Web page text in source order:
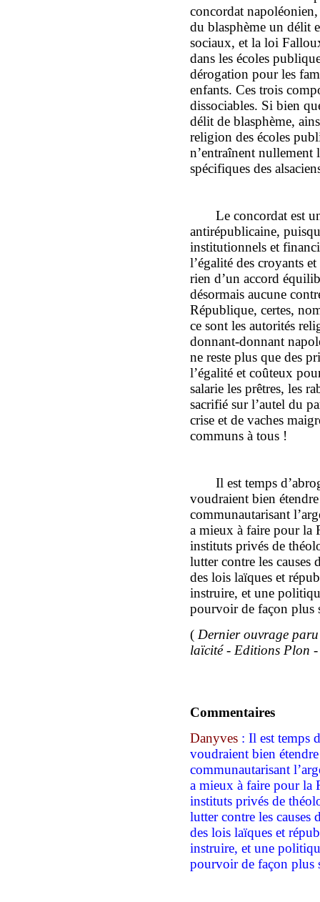
concordat
du blasphème un délit
sociaux, et la loi
dans les écoles
dérogation pour les
enfants. Ces trois
dissociables. Si bien
délit de blasphème,
religion des écoles
n’entraînent nullement
spécifiques des
Le concordat est
antirépublicaine,
institutionnels et
l’égalité des croyants
rien d’un accord
désormais aucune
République, certes,
ce sont les autorités
donnant-donnant
ne reste plus que des
l’égalité et coûteux
salarie les prêtres, les
sacrifié sur l’autel du
crise et de vaches
communs à tous !
Il est temps
voudraient bien
communautarisant
a mieux à faire pour la
instituts privés de
lutter contre les
des lois laïques et
instruire, et une
pourvoir de façon plus
( Dernier ouvrage
laïcité - Editions Plon
Commentaires
Danyves : Il est temps
voudraient bien
communautarisant
a mieux à faire pour la
instituts privés de
lutter contre les
des lois laïques et
instruire, et une
pourvoir de façon plus